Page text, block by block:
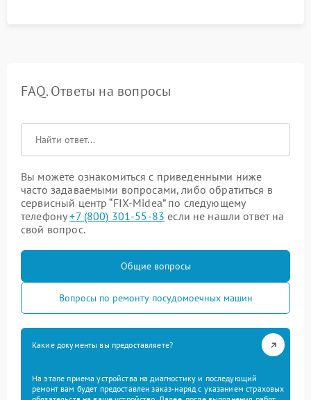
FAQ. Ответы на вопросы
Вы можете ознакомиться с приведенными ниже
часто задаваемыми вопросами, либо обратиться в
сервисный центр “FIX-Midea” по следующему
телефону+7 (800) 301-55-83 если не нашли ответ на
свой вопрос.
Общие вопросы
Вопросы по ремонту посудомоечных машин
Какие документы вы предоставляете?
На этапе приема устройства на диагностику и последующий
ремонт вам будет предоставлен заказ-наряд с указанием страховых